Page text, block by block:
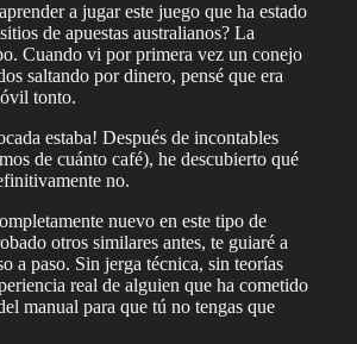
a jugar este juego que ha estado
de apuestas australianos? La
Cuando vi por primera vez un conejo
saltando por dinero, pensé que era
tonto.
estaba! Después de incontables
de cuánto café), he descubierto qué
no.
nuevo en este tipo de
otros similares antes, te guiaré a
a paso. Sin jerga técnica, sin teorías
real de alguien que ha cometido
manual para que tú no tengas que